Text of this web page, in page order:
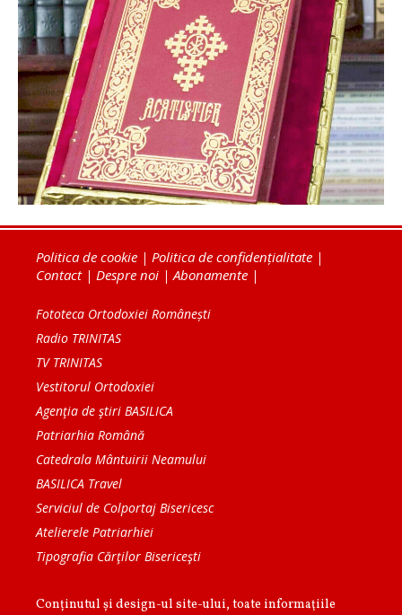
Politica de cookie | Politica de confidențialitate |
Contact| Despre noi | Abonamente |
Fototeca Ortodoxiei Românești
Radio TRINITAS
TV TRINITAS
Vestitorul Ortodoxiei
Agenţia de ştiri BASILICA
Patriarhia Română
Catedrala Mântuirii Neamului
BASILICA Travel
Serviciul de Colportaj Bisericesc
Atelierele Patriarhiei
Tipografia Cărţilor Bisericeşti
Conținutul și design-ul site-ului, toate informaţiile